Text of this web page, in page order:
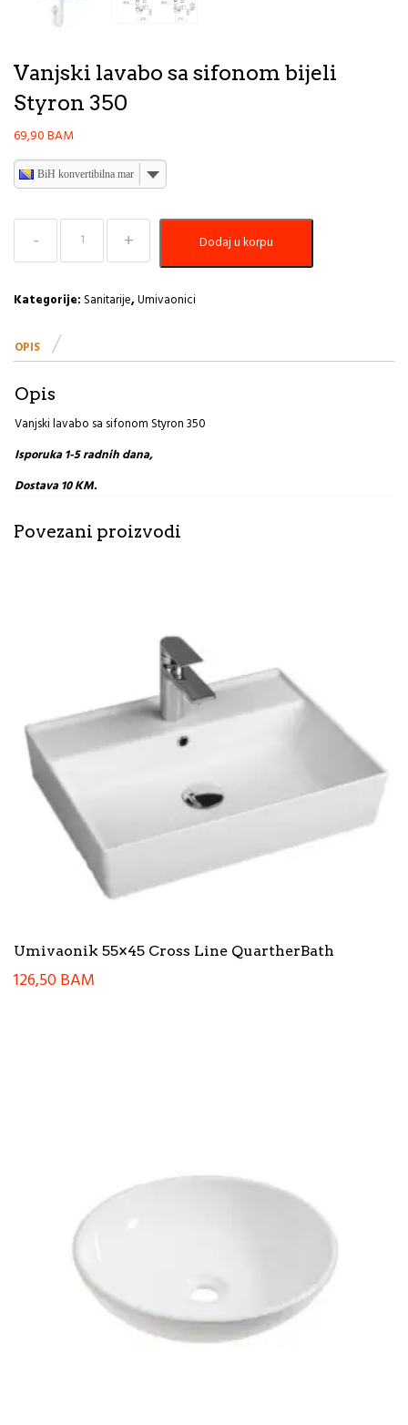
Vanjski lavabo sa sifonom bijeli
Styron 350
69,90BAM
BiH konvertibilna marka
Vanjski
lavabo
sa
bijeli
350
Dodaj u korpu
Kategorije: Sanitarije,Umivaonici
OPIS
Opis
Vanjski lavabo sa sifonom Styron 350
Isporuka 1-5 radnih dana,
Dostava 10 KM.
Povezani proizvodi
Umivaonik 55×45 Cross Line QuartherBath
126,50BAM